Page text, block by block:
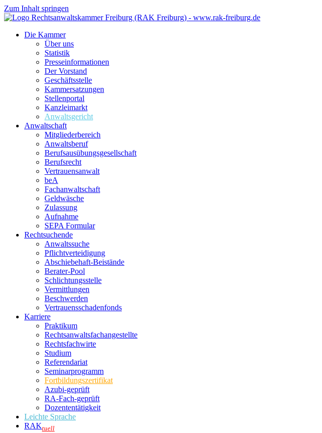
Zum Inhalt springen
Die Kammer
Über uns
Statistik
Presseinformationen
Der Vorstand
Geschäftsstelle
Kammersatzungen
Stellenportal
Kanzleimarkt
Anwaltsgericht
Anwaltschaft
Mitgliederbereich
Anwaltsberuf
Berufsausübungs­gesellschaft
Berufsrecht
Vertrauensanwalt
beA
Fachanwaltschaft
Geldwäsche
Zulassung
Aufnahme
SEPA Formular
Rechtsuchende
Anwaltssuche
Pflichtverteidigung
Abschiebehaft-Beistände
Berater-Pool
Schlichtungsstelle
Vermittlungen
Beschwerden
Vertrauensschadenfonds
Karriere
Praktikum
Rechtsanwalts­fachangestellte
Rechtsfachwirte
Studium
Referendariat
Seminarprogramm
Fortbildungszertifikat
Azubi-geprüft
RA-Fach-geprüft
Dozententätigkeit
Leichte Sprache
RAKtuell